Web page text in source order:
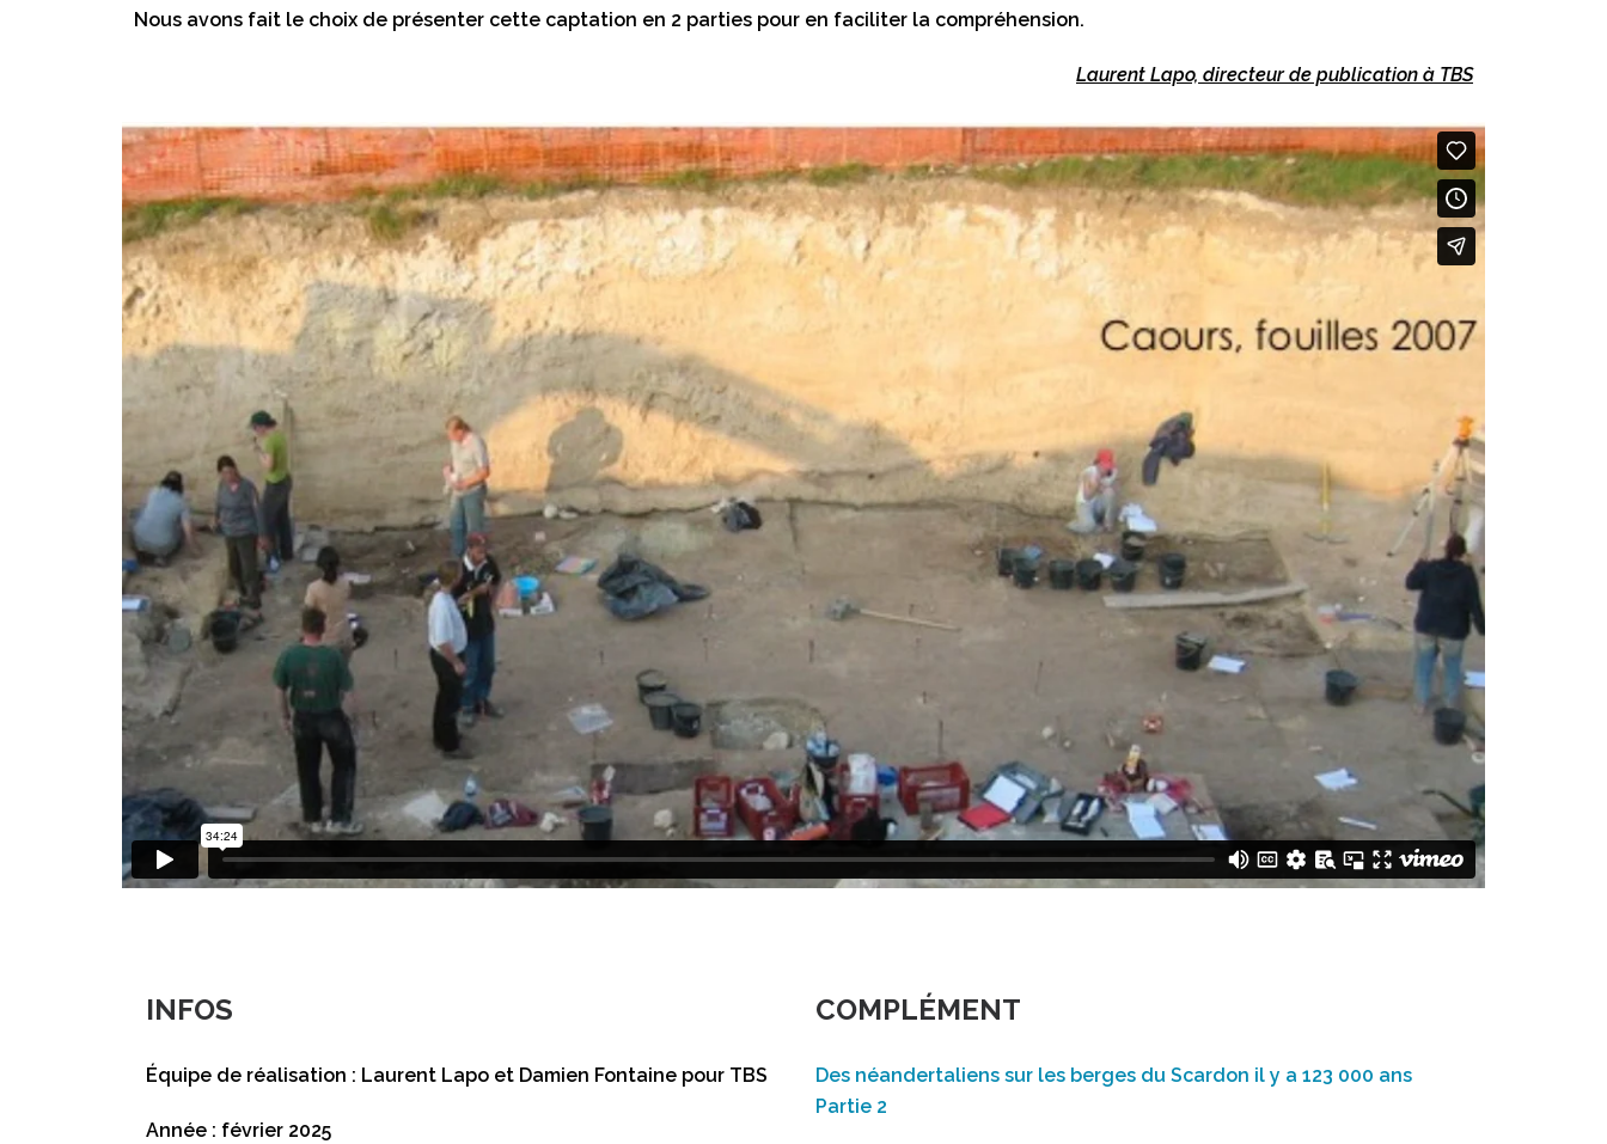
Nous avons fait le choix de présenter cette captation en 2 parties pour en faciliter la compréhension.
Laurent Lapo, directeur de publication à TBS
INFOS
Équipe de réalisation : Laurent Lapo et Damien Fontaine pour TBS
Année : février 2025
COMPLÉMENT
Des néandertaliens sur les berges du Scardon il y a 123 000 ans
Partie 2